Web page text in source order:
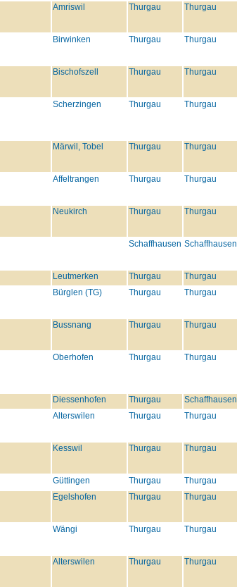
Amriswil Thurgau Thurgau
Birwinken Thurgau Thurgau
Bischofszell Thurgau Thurgau
Scherzingen Thurgau Thurgau
Märwil, Tobel Thurgau Thurgau
Affeltrangen Thurgau Thurgau
Neukirch Thurgau Thurgau
Schaffhausen Schaffhausen
Leutmerken Thurgau Thurgau
Bürglen (TG) Thurgau Thurgau
Bussnang Thurgau Thurgau
Oberhofen Thurgau Thurgau
Diessenhofen Thurgau Schaffhausen
Alterswilen Thurgau Thurgau
Kesswil Thurgau Thurgau
Güttingen Thurgau Thurgau
Egelshofen Thurgau Thurgau
Wängi Thurgau Thurgau
Alterswilen Thurgau Thurgau